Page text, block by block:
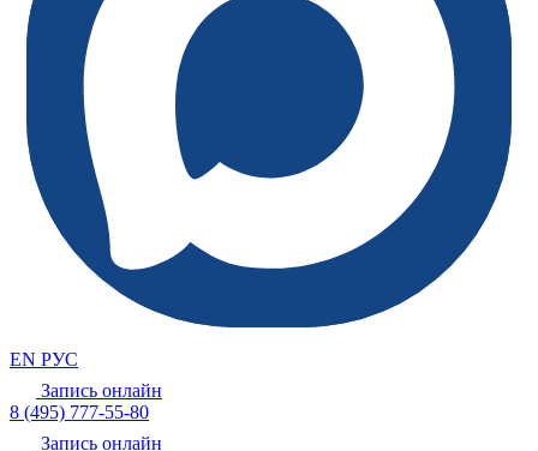
EN РУС
Запись онлайн
8 (495) 777-55-80
Запись онлайн